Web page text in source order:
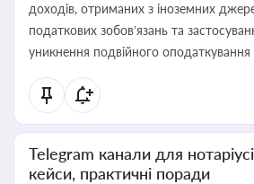
доходів, отриманих з іноземних
податкових зобов’язань та
уникнення подвійного оподаткування
Telegram канали для
кейси, практичні поради